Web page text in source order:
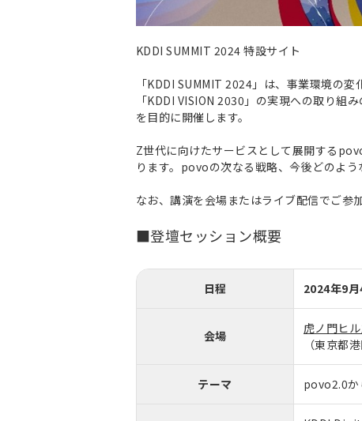
KDDI SUMMIT 2024 特設サイト
「KDDI SUMMIT 2024」は、事業環境の
「KDDI VISION 2030」の実現への取り組
を目的に開催します。
Z世代に向けたサービスとして展開する
ります。povoの次なる戦略、今後どのよ
なお、講演を会場またはライブ配信でご参
■登壇セッション概要
日程 2024年9
会場
虎ノ門ヒ
（東京都
テーマ povo2.0